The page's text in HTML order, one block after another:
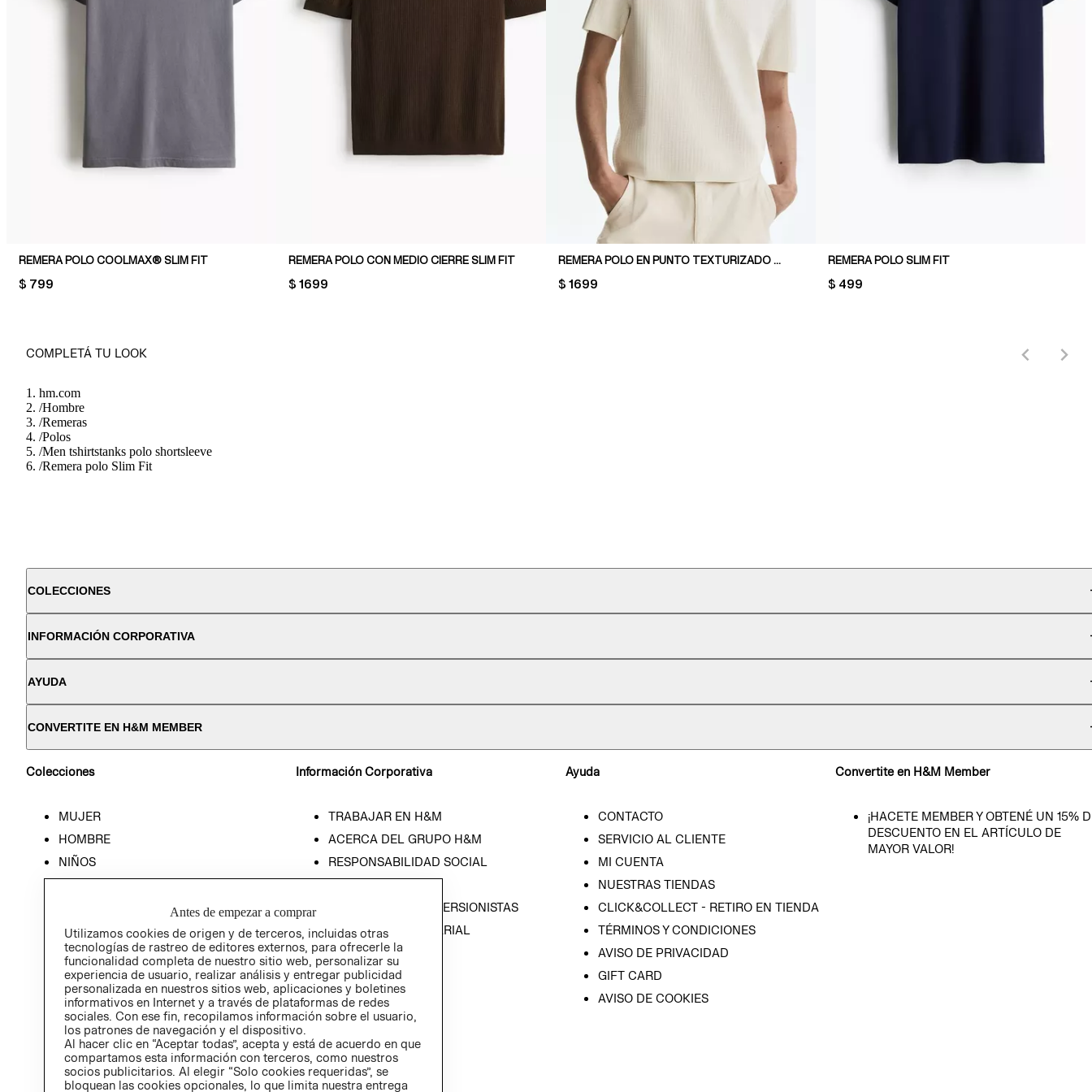
REMERA POLO COOLMAX® SLIM FIT
PRICE:
$ 799
REMERA POLO CON MEDIO CIERRE SLIM FIT
PRICE:
$ 1699
REMERA POLO EN PUNTO TEXTURIZADO REGULAR FIT
PRICE:
$ 1699
REMERA POLO SLIM FIT
PRICE:
$ 499
COMPLETÁ TU LOOK
hm.com
/Hombre
/Remeras
/Polos
/Men tshirtstanks polo shortsleeve
/Remera polo Slim Fit
COLECCIONES
INFORMACIÓN CORPORATIVA
AYUDA
CONVERTITE EN H&M MEMBER
Colecciones
MUJER
HOMBRE
NIÑOS
Información Corporativa
TRABAJAR EN H&M
ACERCA DEL GRUPO H&M
RESPONSABILIDAD SOCIAL
RELACIÓN CON INVERSIONISTAS
POLÍTICA EMPRESARIAL
Ayuda
CONTACTO
SERVICIO AL CLIENTE
MI CUENTA
NUESTRAS TIENDAS
CLICK&COLLECT - RETIRO EN TIENDA
TÉRMINOS Y CONDICIONES
AVISO DE PRIVACIDAD
GIFT CARD
AVISO DE COOKIES
Convertite en H&M Member
¡HACETE MEMBER Y OBTENÉ UN 15%
DESCUENTO EN EL ARTÍCULO DE
MAYOR VALOR!
Antes de empezar a comprar
Utilizamos cookies de origen y de terceros, incluidas otras
tecnologías de rastreo de editores externos, para ofrecerle la
funcionalidad completa de nuestro sitio web, personalizar su
experiencia de usuario, realizar análisis y entregar publicidad
personalizada en nuestros sitios web, aplicaciones y boletines
informativos en Internet y a través de plataformas de redes
sociales. Con ese fin, recopilamos información sobre el usuario,
los patrones de navegación y el dispositivo.
Al hacer clic en “Aceptar todas”, acepta y está de acuerdo en que
compartamos esta información con terceros, como nuestros
socios publicitarios. Al elegir “Solo cookies requeridas”, se
bloquean las cookies opcionales, lo que limita nuestra entrega